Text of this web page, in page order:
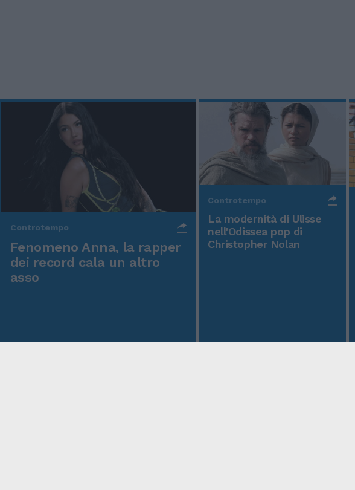
Controtempo
Fenomeno Anna, la rapper
dei record cala un altro
asso
Controtempo
La modernità di Ulisse
nell'Odissea pop di
Christopher Nolan